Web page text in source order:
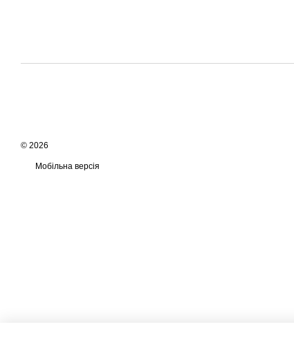
© 2026
Мобільна версія